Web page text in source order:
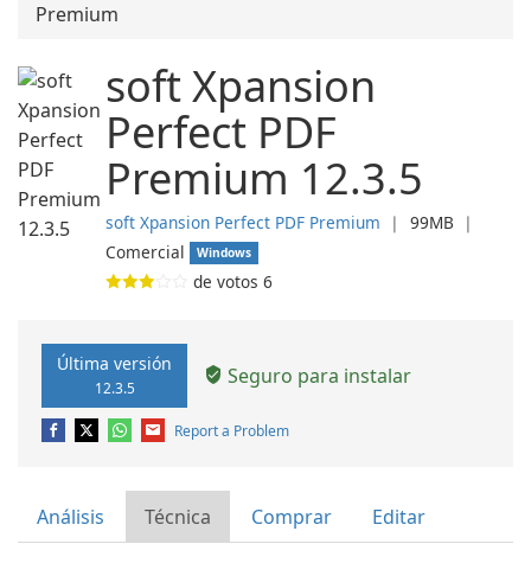
Premium
soft Xpansion
Perfect PDF
Premium 12.3.5
soft Xpansion Perfect PDF Premium ❘ 99MB
❘
Comercial
Windows
de votos 6
Última versión
12.3.5 Seguro para instalar
Report a Problem
Análisis Técnica Comprar Editar